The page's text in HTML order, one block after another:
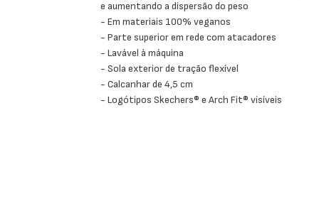
e aumentando a dispersão do peso
- Em materiais 100% veganos
- Parte superior em rede com atacadores
- Lavável à máquina
- Sola exterior de tração flexível
- Calcanhar de 4,5 cm
- Logótipos Skechers® e Arch Fit® visíveis